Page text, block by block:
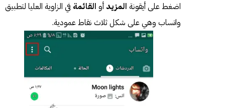
اضغط على أيقونة المزيد أو القائمة في الزاوية العليا لتطبيق
واتساب وهي على شكل ثلاث نقاط عمودية.